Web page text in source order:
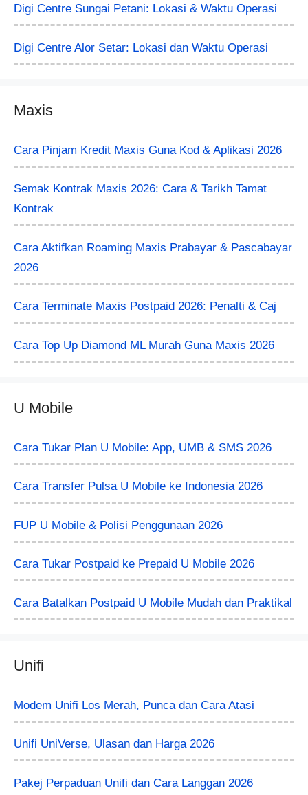
Digi Centre Sungai Petani: Lokasi & Waktu Operasi
Digi Centre Alor Setar: Lokasi dan Waktu Operasi
Maxis
Cara Pinjam Kredit Maxis Guna Kod & Aplikasi 2026
Semak Kontrak Maxis 2026: Cara & Tarikh Tamat
Kontrak
Cara Aktifkan Roaming Maxis Prabayar & Pascabayar
2026
Cara Terminate Maxis Postpaid 2026: Penalti & Caj
Cara Top Up Diamond ML Murah Guna Maxis 2026
U Mobile
Cara Tukar Plan U Mobile: App, UMB & SMS 2026
Cara Transfer Pulsa U Mobile ke Indonesia 2026
FUP U Mobile & Polisi Penggunaan 2026
Cara Tukar Postpaid ke Prepaid U Mobile 2026
Cara Batalkan Postpaid U Mobile Mudah dan Praktikal
Unifi
Modem Unifi Los Merah, Punca dan Cara Atasi
Unifi UniVerse, Ulasan dan Harga 2026
Pakej Perpaduan Unifi dan Cara Langgan 2026